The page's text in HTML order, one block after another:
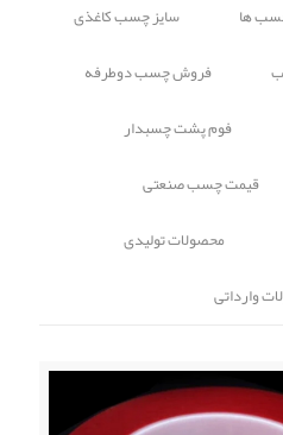
ها
سایز چسب کاغذی
فروش چسب دوطرفه
فوم پشت چسبدار
قیمت چسب صنعتی
محصولات تولیدی
وارداتی